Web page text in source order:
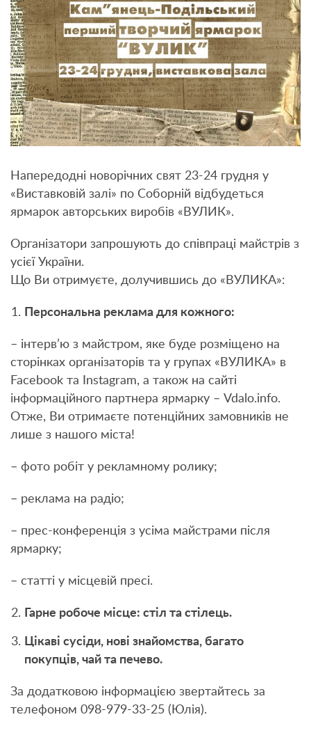
Напередодні новорічних свят 23-24 грудня у
«Виставковій залі» по Соборній відбудеться
ярмарок авторських виробів «ВУЛИК».
Організатори запрошують до співпраці майстрів з
усієї України.
Що Ви отримуєте, долучившись до «ВУЛИКА»:
Персональна реклама для кожного:
– інтерв’ю з майстром, яке буде розміщено на
сторінках організаторів та у групах «ВУЛИКА» в
Facebook та Instagram, а також на сайті
інформаційного партнера ярмарку – Vdalo.info.
Отже, Ви отримаєте потенційних замовників не
лише з нашого міста!
– фото робіт у рекламному ролику;
– реклама на радіо;
– прес-конференція з усіма майстрами після
ярмарку;
– статті у місцевій пресі.
Гарне робоче місце: стіл та стілець.
Цікаві сусіди, нові знайомства, багато
покупців, чай та печево.
За додатковою інформацією звертайтесь за
телефоном 098-979-33-25 (Юлія).